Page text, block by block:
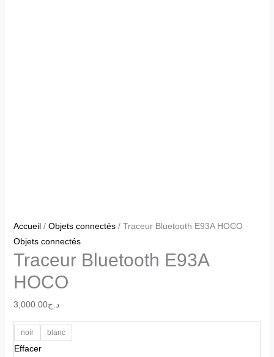
Accueil/ Objets connectés/ Traceur Bluetooth E93A HOCO
Objets connectés
Traceur Bluetooth E93A
HOCO
د.ج3,000.00
noir blanc
Effacer